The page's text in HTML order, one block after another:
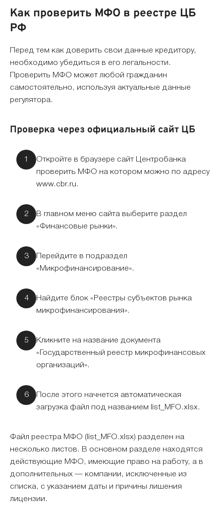
Как проверить МФО в реестре ЦБ
РФ
Перед тем как доверить свои данные кредитору,
необходимо убедиться в его легальности.
Проверить МФО может любой гражданин
самостоятельно, используя актуальные данные
регулятора.
Проверка через официальный сайт ЦБ
Откройте в браузере сайт Центробанка
проверить МФО на котором можно по адресу
www.cbr.ru.
В главном меню сайта выберите раздел
«Финансовые рынки».
Перейдите в подраздел
«Микрофинансирование».
Найдите блок «Реестры субъектов рынка
микрофинансирования».
Кликните на название документа
«Государственный реестр микрофинансовых
организаций».
После этого начнется автоматическая
загрузка файл под названием list_MFO.xlsx.
Файл реестра МФО (list_MFO.xlsx) разделен на
несколько листов. В основном разделе находятся
действующие МФО, имеющие право на работу, а в
дополнительных — компании, исключенные из
списка, с указанием даты и причины лишения
лицензии.